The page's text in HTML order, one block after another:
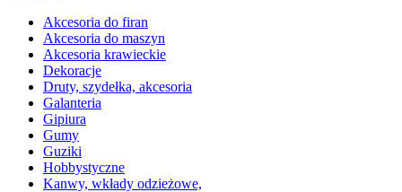
Akcesoria do firan
Akcesoria do maszyn
Akcesoria krawieckie
Dekoracje
Druty, szydełka, akcesoria
Galanteria
Gipiura
Gumy
Guziki
Hobbystyczne
Kanwy, wkłady odzieżowe,